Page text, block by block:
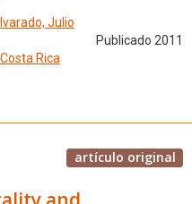
Julio
Publicado 2011
Rica
artículo original